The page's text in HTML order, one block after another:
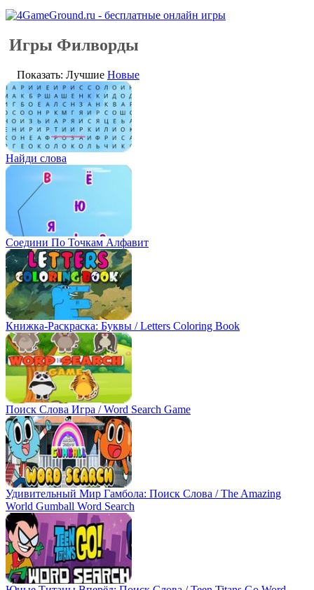
Игры Филворды
Показать: Лучшие Новые
Найди слова
Соедини По Точкам Алфавит
Книжка-Раскраска: Буквы / Letters Coloring Book
Поиск Слова Игра / Word Search Game
Удивительный Мир Гамбола: Поиск Слова / The Amazing
World Gumball Word Search